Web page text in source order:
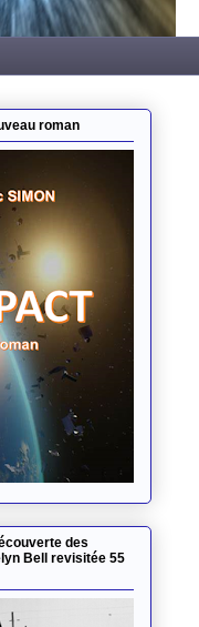
roman
des
Bell revisitée 55